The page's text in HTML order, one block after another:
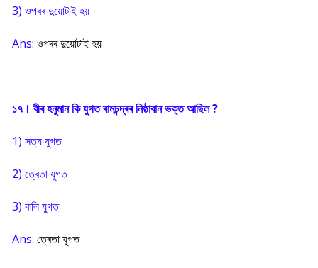
3) ওপৰৰ দুয়োটাই হয়
Ans: ওপৰৰ দুয়োটাই হয়
১৭। বীৰ হনুমান কি যুগত ৰামচন্দ্ৰৰ নিষ্ঠাবান ভক্ত আছিল ?
1) সত্য যুগত
2) ত্ৰেতা যুগত
3) কলি যুগত
Ans: ত্ৰেতা যুগত